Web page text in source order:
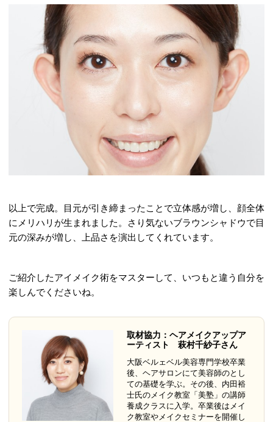
以上で完成。目元が引き締まったことで立体感が増し、顔全体
にメリハリが生まれました。さり気ないブラウンシャドウで目
元の深みが増し、上品さを演出してくれています。
ご紹介したアイメイク術をマスターして、いつもと違う自分を
楽しんでくださいね。
取材協力：ヘアメイクアップア
ーティスト 萩村千紗子さん
大阪ベルェベル美容専門学校卒業
後、ヘアサロンにて美容師のとし
ての基礎を学ぶ。その後、内田裕
士氏のメイク教室「美塾」の講師
養成クラスに入学。卒業後はメイ
ク教室やメイクセミナーを開催し